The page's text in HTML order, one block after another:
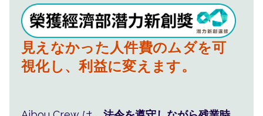
の手間と不安を減らします。
視化し、利益に変えます。